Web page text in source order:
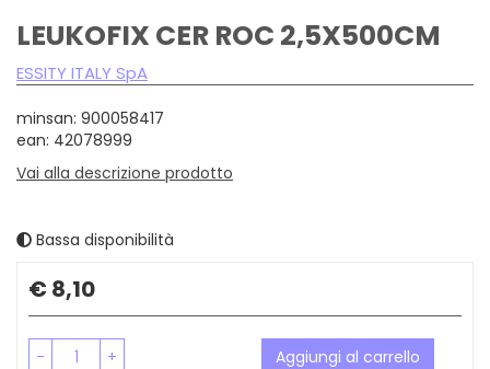
LEUKOFIX CER ROC 2,5X500CM
ESSITY ITALY SpA
minsan: 900058417
ean: 42078999
Vai alla descrizione prodotto
Bassa disponibilità
Prezzo
€ 8,10
- + Aggiungi al carrello